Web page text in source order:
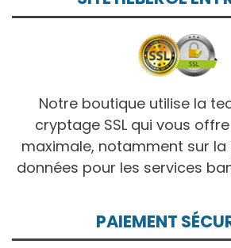
Notre boutique utilise la
cryptage SSL qui vous
maximale, notamment sur
données pour les services
PAIEMENT